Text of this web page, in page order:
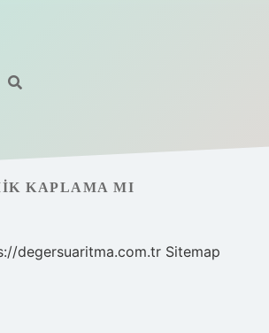
KAPLAMA MI
degersuaritma.com.tr Sitemap